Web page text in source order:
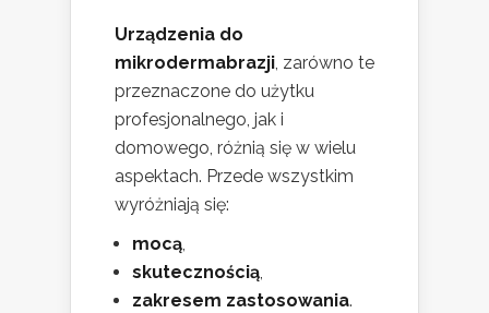
Urządzenia do
mikrodermabrazji, zarówno te
przeznaczone do użytku
profesjonalnego, jak i
domowego, różnią się w wielu
aspektach. Przede wszystkim
wyróżniają się:
mocą,
skutecznością,
zakresem zastosowania.